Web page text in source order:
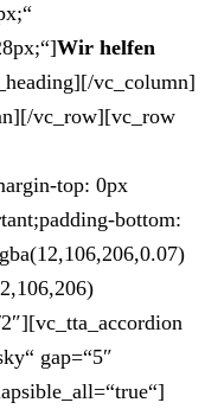
Wir helfen
vc_column]
vc_row][vc_row
top: 0px
bottom:
gap=“5″